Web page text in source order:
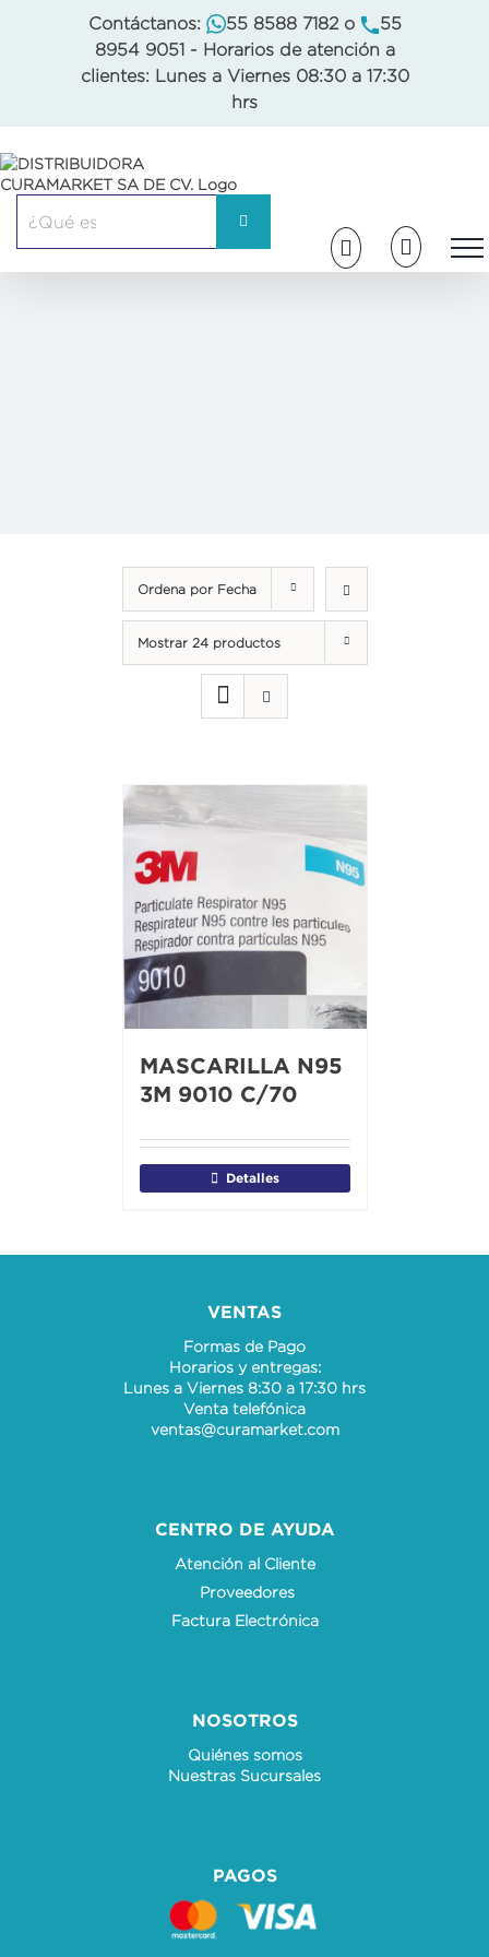
Contáctanos: 55 8588 7182o
55
8954 9051 - Horarios de atención a
clientes: Lunes a Viernes 08:30 a 17:30
hrs
Ordena por Fecha
Mostrar 24 productos
MASCARILLA N95
3M 9010 C/70
Detalles
VENTAS
Formas de Pago
Horarios y entregas:
Lunes a Viernes 8:30 a 17:30 hrs
Venta telefónica
ventas@curamarket.com
CENTRO DE AYUDA
Atención al Cliente
Proveedores
Factura Electrónica
NOSOTROS
Quiénes somos
Nuestras Sucursales
PAGOS